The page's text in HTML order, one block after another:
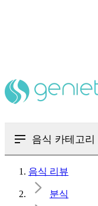
음식 카테고리
음식 리뷰
분식